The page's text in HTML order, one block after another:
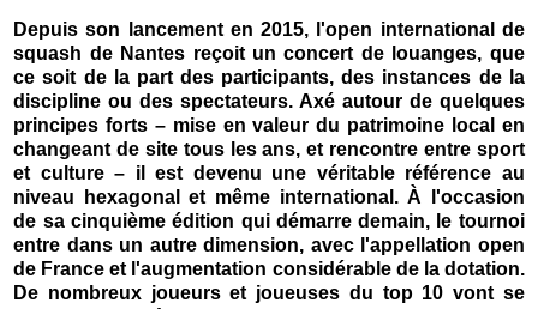
Depuis son lancement en 2015, l'open international de
squash de Nantes reçoit un concert de louanges, que
ce soit de la part des participants, des instances de la
discipline ou des spectateurs. Axé autour de quelques
principes forts – mise en valeur du patrimoine local en
changeant de site tous les ans, et rencontre entre sport
et culture – il est devenu une véritable référence au
niveau hexagonal et même international. À l'occasion
de sa cinquième édition qui démarre demain, le tournoi
entre dans un autre dimension, avec l'appellation open
de France et l'augmentation considérable de la dotation.
De nombreux joueurs et joueuses du top 10 vont se